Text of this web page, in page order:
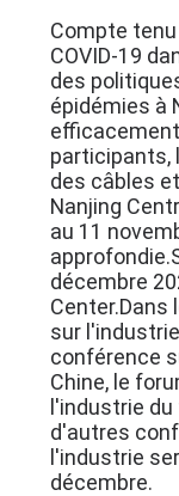
CONTRÔLE
QUALITÉ
NOUS
DEMANDEZ
UNE
CITATION
Compte
COVID-19
des
épidémies à
participants,
des câbles
Nanjing
au 11
approfondie.
décembre
Center.Dans
sur
conférence
Chine, le
l'industrie du
d'autres
l'industrie
décembre.